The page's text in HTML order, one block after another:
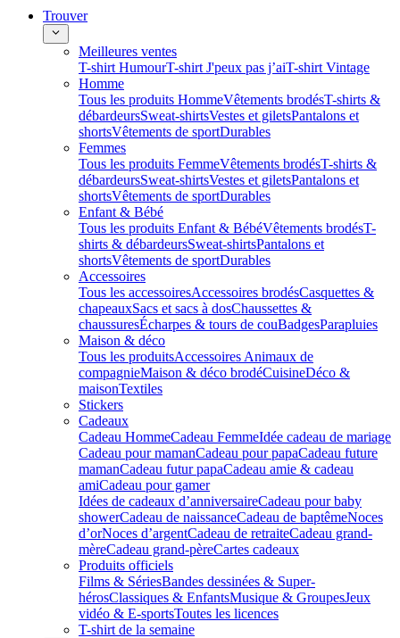
Trouver
Meilleures ventes
T-shirt HumourT-shirt J'peux pas j’aiT-shirt Vintage
Homme
Tous les produits HommeVêtements brodésT-shirts &
débardeursSweat-shirtsVestes et giletsPantalons et
shortsVêtements de sportDurables
Femmes
Tous les produits FemmeVêtements brodésT-shirts &
débardeursSweat-shirtsVestes et giletsPantalons et
shortsVêtements de sportDurables
Enfant & Bébé
Tous les produits Enfant & BébéVêtements brodésT-
shirts & débardeursSweat-shirtsPantalons et
shortsVêtements de sportDurables
Accessoires
Tous les accessoiresAccessoires brodésCasquettes &
chapeauxSacs et sacs à dosChaussettes &
chaussuresÉcharpes & tours de couBadgesParapluies
Maison & déco
Tous les produitsAccessoires Animaux de
compagnieMaison & déco brodéCuisineDéco &
maisonTextiles
Stickers
Cadeaux
Cadeau HommeCadeau FemmeIdée cadeau de mariage​
Cadeau pour mamanCadeau pour papaCadeau future
mamanCadeau futur papaCadeau amie & cadeau
amiCadeau pour gamer
Idées de cadeaux d’anniversaireCadeau pour baby
showerCadeau de naissanceCadeau de baptêmeNoces
d’orNoces d’argentCadeau de retraiteCadeau grand-
mèreCadeau grand-pèreCartes cadeaux
Produits officiels
Films & SériesBandes dessinées & Super-
hérosClassiques & EnfantsMusique & GroupesJeux
vidéo & E-sportsToutes les licences
T-shirt de la semaine